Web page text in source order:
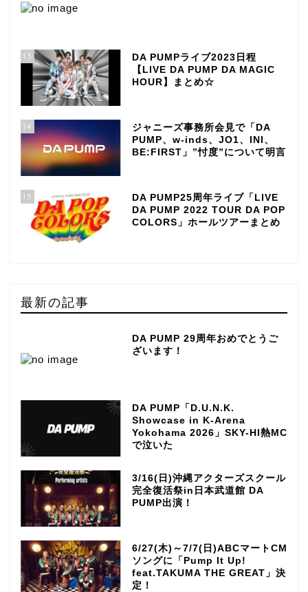
13
DA PUMPライブ2023日程
【LIVE DA PUMP DA MAGIC
HOUR】まとめ☆
14
ジャニーズ事務所会見で「DA
PUMP、w-inds、JO1、INI、
BE:FIRST」”忖度”について明言
15
DA PUMP25周年ライブ「LIVE
DA PUMP 2022 TOUR DA POP
COLORS」ホールツアーまとめ
最新の記事
DA PUMP 29周年おめでとうご
ざいます！
DA PUMP「D.U.N.K.
Showcase in K-Arena
Yokohama 2026」SKY-HI熱MC
で泣いた
3/16(日)沖縄アクターズスクール
完全復活祭in日本武道館 DA
PUMP出演！
6/27(木)～7/7(日)ABCマートCM
ソングに「Pump It Up!
feat.TAKUMA THE GREAT」決
定！